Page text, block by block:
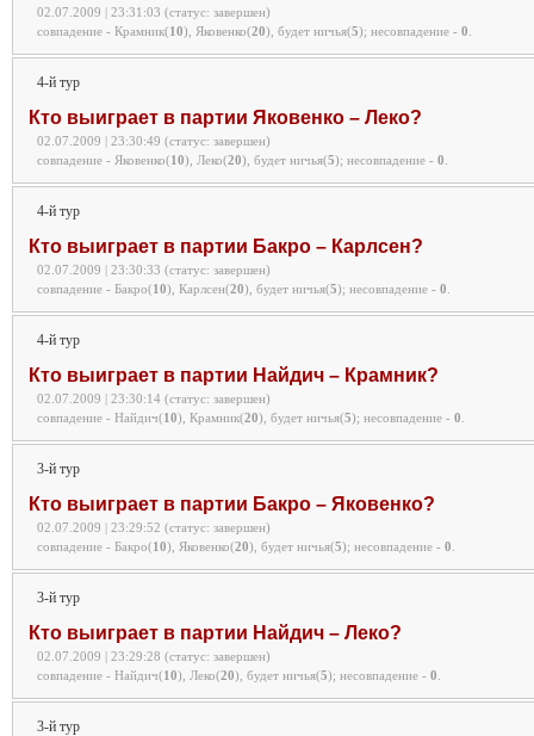
02.07.2009 | 23:31:03 (статус: завершен)
совпадение - Крамник(10), Яковенко(20), будет ничья(5); несовпадение - 0
4-й тур
Кто выиграет в партии Яковенко – Леко?
02.07.2009 | 23:30:49 (статус: завершен)
совпадение - Яковенко(10), Леко(20), будет ничья(5); несовпадение - 0
4-й тур
Кто выиграет в партии Бакро – Карлсен?
02.07.2009 | 23:30:33 (статус: завершен)
совпадение - Бакро(10), Карлсен(20), будет ничья(5); несовпадение - 0
4-й тур
Кто выиграет в партии Найдич – Крамник?
02.07.2009 | 23:30:14 (статус: завершен)
совпадение - Найдич(10), Крамник(20), будет ничья(5); несовпадение - 0
3-й тур
Кто выиграет в партии Бакро – Яковенко?
02.07.2009 | 23:29:52 (статус: завершен)
совпадение - Бакро(10), Яковенко(20), будет ничья(5); несовпадение - 0
3-й тур
Кто выиграет в партии Найдич – Леко?
02.07.2009 | 23:29:28 (статус: завершен)
совпадение - Найдич(10), Леко(20), будет ничья(5); несовпадение - 0
3-й тур